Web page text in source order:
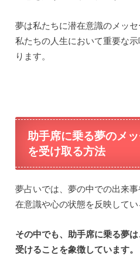
夢は私たちに潜在意識のメッセ
私たちの人生において重要な
ります。
助手席に乗る夢のメ
を受け取る方法
夢占いでは、夢の中での出来
在意識や心の状態を反映してい
その中でも、助手席に乗る夢
受けることを象徴しています。